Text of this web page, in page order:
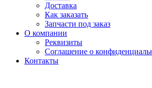
Доставка
Как заказать
Запчасти под заказ
О компании
Реквизиты
Соглашение о
Контакты